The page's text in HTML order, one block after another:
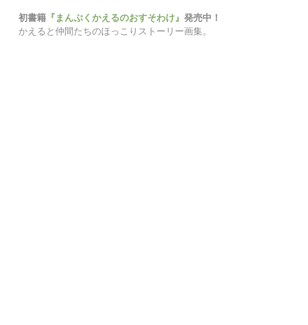
初書籍 『まんぷくかえるのおすそわけ』 発売中！
かえると仲間たちのほっこりストーリー画集。